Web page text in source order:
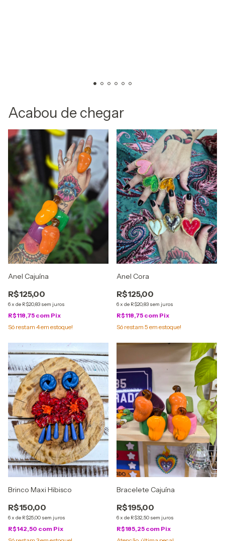
Acabou de chegar
Anel Cajuína
R$125,00
6x de R$20,83 sem juros
R$118,75 com Pix
Só restam 4em estoque!
Anel Cora
R$125,00
6x de R$20,83 sem juros
R$118,75 com Pix
Só restam 5 em estoque!
Brinco Maxi Hibisco
R$150,00
6x de R$25,00 sem juros
R$142,50 com Pix
Bracelete Cajuína
R$195,00
6x de R$32,50 sem juros
R$185,25 com Pix